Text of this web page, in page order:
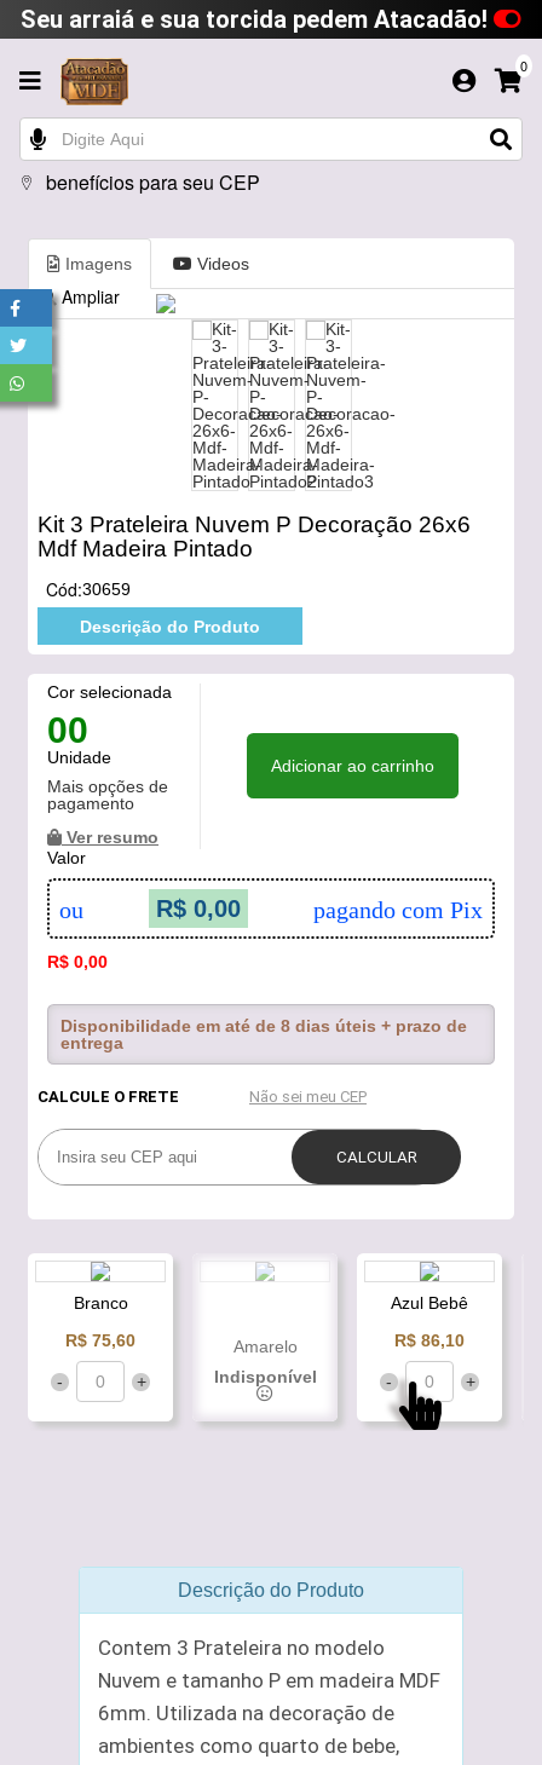
Seu arraiá e sua torcida pedem Atacadão!
0
benefícios para seu CEP
Imagens Videos
Ampliar
Kit 3 Prateleira Nuvem P Decoração 26x6
Mdf Madeira Pintado
Cód:30659
Descrição do Produto
Cor selecionada
00
Unidade
Mais opções de
pagamento
Ver resumo
Adicionar ao carrinho
Valor
ou R$ 0,00 pagando com Pix
R$ 0,00
Disponibilidade em até de 8 dias úteis + prazo de
entrega
Branco
R$ 75,60
- +
Amarelo
Indisponível
Azul Bebê
R$ 86,10
- +
Descrição do Produto
Contem 3 Prateleira no modelo
Nuvem e tamanho P em madeira MDF
6mm. Utilizada na decoração de
ambientes como quarto de bebe,